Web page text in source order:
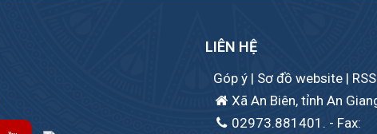
LIÊN HỆ
Góp ý | Sơ đồ website | RSS
Xã An Biên, tỉnh An
02973.881401. - Fax: